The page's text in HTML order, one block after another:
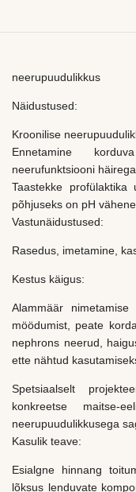
neerupuudulikkus
Näidustused:
Kroonilise
Ennetamine
neerufunktsiooni häirega
Taastekke profülaktika
põhjuseks on pH
Vastunäidustused:
Rasedus, imetamine,
Kestus käigus:
Alammäär
möödumist, peate
nephrons neerud,
ette nähtud
Spetsiaalselt
konkreetse maitse-
neerupuudulikkusega
Kasulik teave:
Esialgne hinnang
lõksus lenduvate